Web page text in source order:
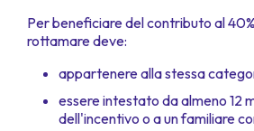
Per beneficiare del contributo al
rottamare deve:
appartenere alla stessa
essere intestato da almeno 12
dell'incentivo o a un familiare